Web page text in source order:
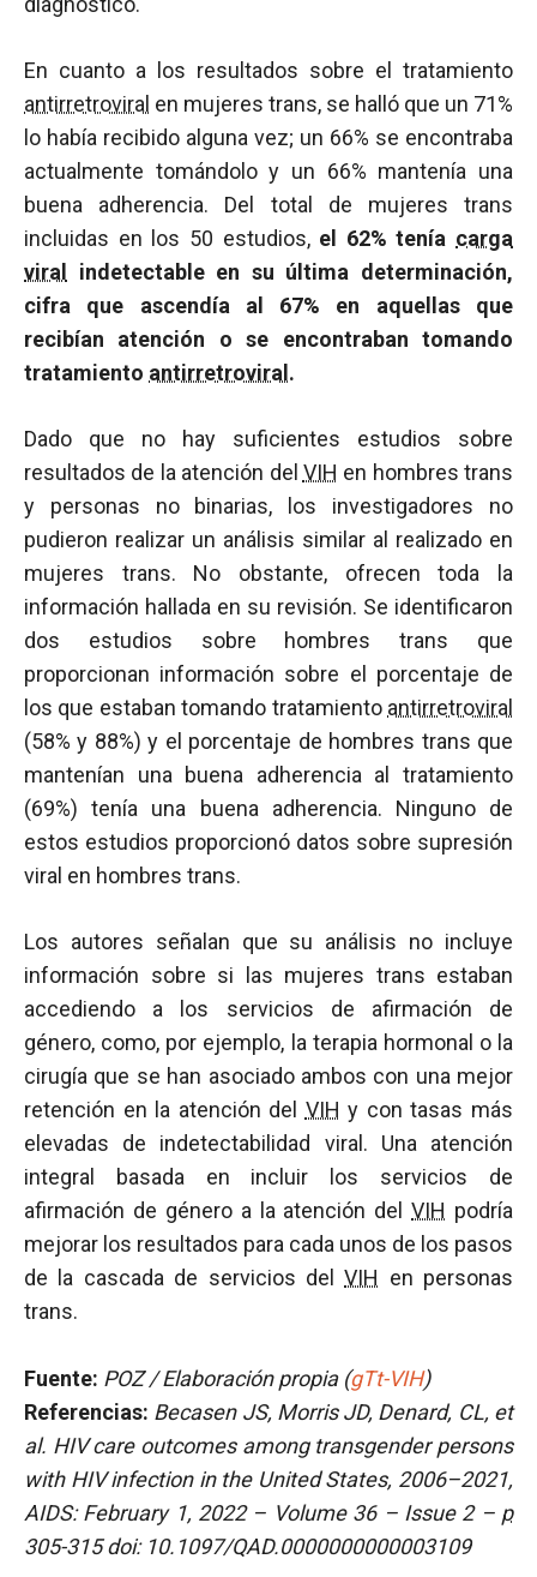
En cuanto a los resultados sobre el tratamiento
antirretroviral en mujeres trans, se halló que un 71%
lo había recibido alguna vez; un 66% se encontraba
actualmente tomándolo y un 66% mantenía una
buena adherencia. Del total de mujeres trans
incluidas en los 50 estudios, el 62% tenía carga
viral
indetectable en su última determinación,
cifra que ascendía al 67% en aquellas que
recibían atención o se encontraban tomando
tratamiento antirretroviral .
Dado que no hay suficientes estudios sobre
resultados de la atención del VIH en hombres trans
y personas no binarias, los investigadores no
pudieron realizar un análisis similar al realizado en
mujeres trans. No obstante, ofrecen toda la
información hallada en su revisión. Se identificaron
dos estudios sobre hombres trans que
proporcionan información sobre el porcentaje de
los que estaban tomando tratamiento antirretroviral
(58% y 88%) y el porcentaje de hombres trans que
mantenían una buena adherencia al tratamiento
(69%) tenía una buena adherencia. Ninguno de
estos estudios proporcionó datos sobre supresión
viral en hombres trans.
Los autores señalan que su análisis no incluye
información sobre si las mujeres trans estaban
accediendo a los servicios de afirmación de
género, como, por ejemplo, la terapia hormonal o la
cirugía que se han asociado ambos con una mejor
retención en la atención del VIH y con tasas más
elevadas de indetectabilidad viral. Una atención
integral basada en incluir los servicios de
afirmación de género a la atención delVIH podría
mejorar los resultados para cada unos de los pasos
de la cascada de servicios delVIH en personas
trans.
Fuente: POZ / Elaboración propia (gTt-VIH)
Referencias: Becasen JS, Morris JD, Denard, CL, et
al. HIV care outcomes among transgender persons
with HIV infection in the United States, 2006–2021,
AIDS: February 1, 2022 – Volume 36 – Issue 2 – p
305-315 doi: 10.1097/QAD.0000000000003109